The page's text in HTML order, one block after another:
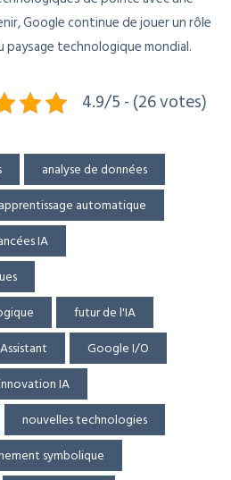
Google continue de jouer un rôle
technologique mondial.
4.9/5 - (26 votes)
analyse de données
apprentissage automatique
IA
futur de l'IA
Google I/O
IA
nouvelles technologies
symbolique